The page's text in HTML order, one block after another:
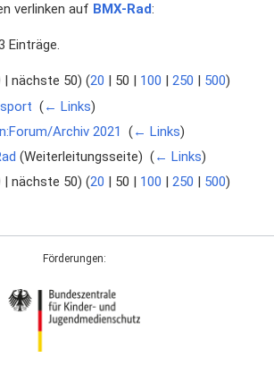
verlinken auf BMX-Rad:
Einträge.
nächste 50) (20 50 100 250 500)
(← Links)
Archiv 2021
(← Links)
(Weiterleitungsseite) ‎ (← Links)
| nächste 50) (20 | 50 | 100 | 250 | 500)
Förderungen: